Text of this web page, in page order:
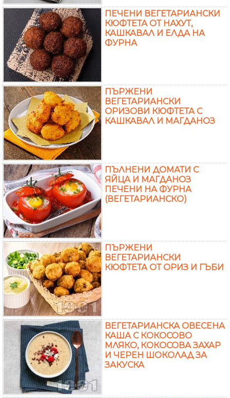
ПЕЧЕНИ ВЕГЕТАРИАНСКИ
КЮФТЕТА ОТ НАХУТ,
КАШКАВАЛ И ЕЛДА НА
ФУРНА
ПЪРЖЕНИ
ВЕГЕТАРИАНСКИ
ОРИЗОВИ КЮФТЕТА С
КАШКАВАЛ И МАГДАНОЗ
ПЪЛНЕНИ ДОМАТИ С
ЯЙЦА И МАГДАНОЗ
ПЕЧЕНИ НА ФУРНА
(ВЕГЕТАРИАНСКО)
ПЪРЖЕНИ
ВЕГЕТАРИАНСКИ
КЮФТЕТА ОТ ОРИЗ И ГЪБИ
ВЕГЕТАРИАНСКА ОВЕСЕНА
КАША С КОКОСОВО
МЛЯКО, КОКОСОВА ЗАХАР
И ЧЕРЕН ШОКОЛАД ЗА
ЗАКУСКА